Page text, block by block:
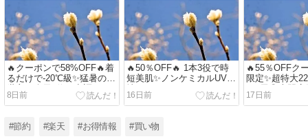
🔥クーポンで58%OFF🔥着
るだけで-20℃級✨猛暑の救
世主！楽天1位の空調ウェ
アフルセット🎐
8日前
🔥50％OFF🔥 1本3役で時
短美肌✨ノンケミカルUV下
16日前
🔥55％OFFク
限定✨超特大
ぎ5尾😍専門
ご自宅で！
17日前
#節約 #楽天 #お得情報 #買い物